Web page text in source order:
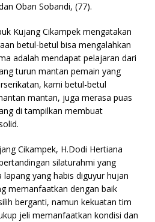
Oban Sobandi, (77).
Kujang Cikampek mengatakan
betul-betul bisa mengalahkan
adalah mendapat pelajaran dari
turun mantan pemain yang
kami betul-betul
mantan, juga merasa puas
di tampilkan membuat
Cikampek, H.Dodi Hertiana
silaturahmi yang
yang habis diguyur hujan
memanfaatkan dengan baik
berganti, namun kekuatan tim
jeli memanfaatkan kondisi dan